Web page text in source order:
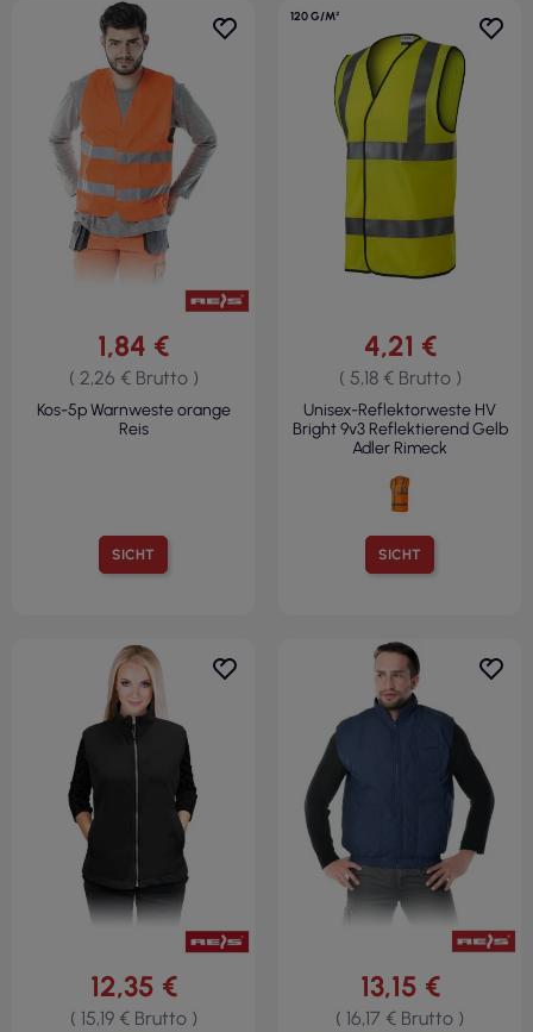
SICHT
1,84 €
( 2,26 € Brutto )
Kos-5p Warnweste orange
Reis
120 G/M²
SICHT
4,21 €
( 5,18 € Brutto )
Unisex-Reflektorweste HV
Bright 9v3 Reflektierend Gelb
Adler Rimeck
12,35 €
( 15,19 € Brutto )
13,15 €
( 16,17 € Brutto )